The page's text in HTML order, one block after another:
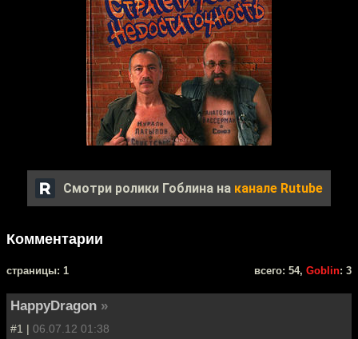
Смотри ролики Гоблина на канале Rutube
Комментарии
cтраницы: 1 всего: 54, Goblin: 3
HappyDragon »
#1 | 06.07.12 01:38